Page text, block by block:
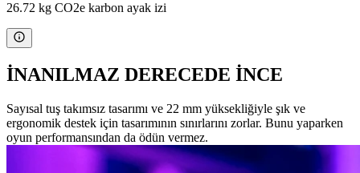
26.72 kg CO2e karbon ayak izi
İNANILMAZ DERECEDE İNCE
Sayısal tuş takımsız tasarımı ve 22 mm yüksekliğiyle şık ve
ergonomik destek için tasarımının sınırlarını zorlar. Bunu yaparken
oyun performansından da ödün vermez.